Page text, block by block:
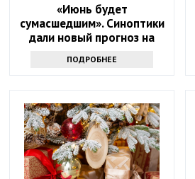
«Июнь будет
сумасшедшим». Синоптики
дали новый прогноз на
ПОДРОБНЕЕ